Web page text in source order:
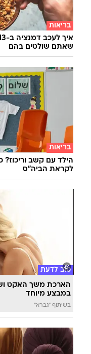
בריאות
שאתם שולטים בהם
בריאות
הילד עם קשב וריכוז?
לקראת הביה"ס
טוב לדעת
הארכת משך האקט
במבצע מיוחד
בשיתוף "גברא"